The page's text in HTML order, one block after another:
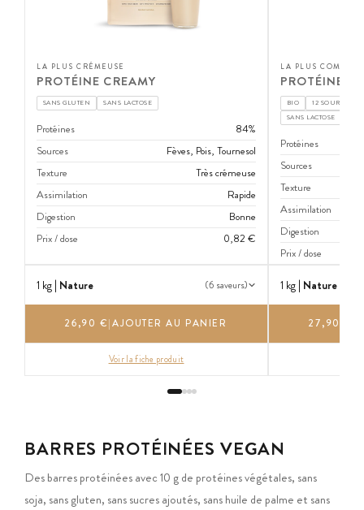
LA PLUS CRÉMEUSE
PROTÉINE CREAMY
SANS GLUTEN SANS LACTOSE
Protéines
84%
Sources
Fèves, Pois, Tournesol
Texture
Très crémeuse
Assimilation
Rapide
Digestion
Bonne
Prix / dose
0,82 €
1 kg | Nature (6 saveurs)
26,90 €|AJOUTER AU PANIER
Voir la fiche produit
LA PLUS
PROTÉINE
BIO
12 SOURCES
SANS LACTOSE
Protéines
Sources
Texture
Assimilation
Digestion
Prix / dose
1 kg | Nature
27,90 €
BARRES PROTÉINÉES VEGAN
Des barres protéinées avec 10 g de protéines végétales, sans
soja, sans gluten, sans sucres ajoutés, sans huile de palme et sans